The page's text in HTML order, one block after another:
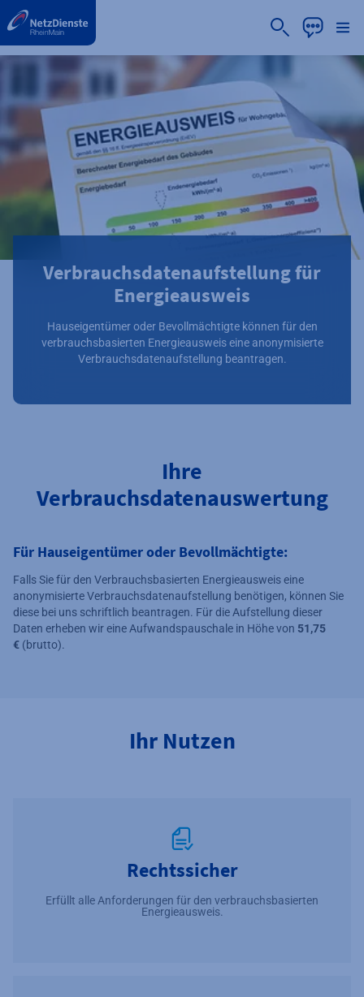
Verbrauchsdaten­aufstellung für
Energieausweis
Hauseigentümer oder Bevollmächtigte können für den
verbrauchsbasierten Energieausweis eine anonymisierte
Verbrauchsdatenaufstellung beantragen.
Ihre
Verbrauchsdatenauswertung
Für Hauseigentümer oder Bevollmächtigte:
Falls Sie für den Verbrauchsbasierten Energieausweis eine
anonymisierte Verbrauchsdatenaufstellung benötigen, können Sie
diese bei uns schriftlich beantragen. Für die Aufstellung dieser
Daten erheben wir eine Aufwandspauschale in Höhe von 51,75
€ (brutto).
Ihr Nutzen
Rechtssicher
Erfüllt alle Anforderungen für den verbrauchsbasierten
Energieausweis.